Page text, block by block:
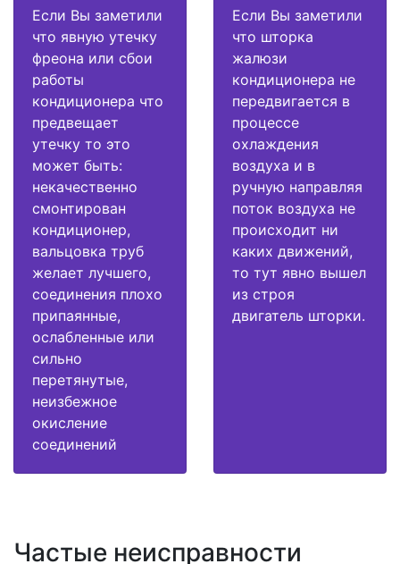
Если Вы заметили
что явную утечку
фреона или сбои
работы
кондиционера что
предвещает
утечку то это
может быть:
некачественно
смонтирован
кондиционер,
вальцовка труб
желает лучшего,
соединения плохо
припаянные,
ослабленные или
сильно
перетянутые,
неизбежное
окисление
соединений
Если Вы заметили
что шторка
жалюзи
кондиционера не
передвигается в
процессе
охлаждения
воздуха и в
ручную направляя
поток воздуха не
происходит ни
каких движений,
то тут явно вышел
из строя
двигатель шторки.
Частые неисправности